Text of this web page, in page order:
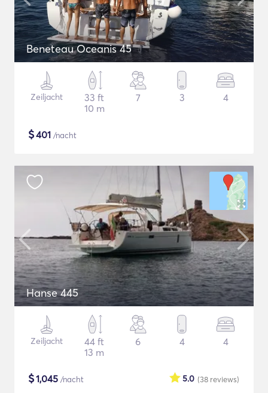
Beneteau Oceanis 45
Zeiljacht
33 ft
10 m
7 3 4
$401 /nacht
Hanse 445
Zeiljacht
44 ft
13 m
6 4 4
$1,045 /nacht (38 reviews)
5.0